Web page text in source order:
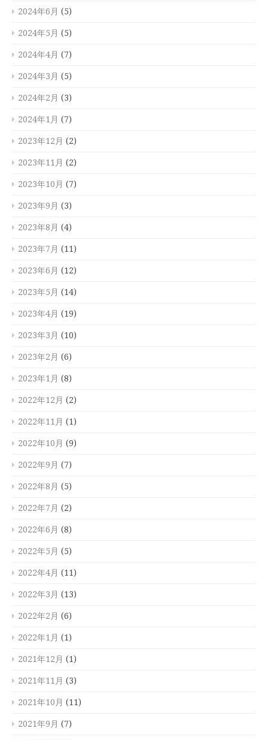
2024年6月 (5)
2024年5月 (5)
2024年4月 (7)
2024年3月 (5)
2024年2月 (3)
2024年1月 (7)
2023年12月 (2)
2023年11月 (2)
2023年10月 (7)
2023年9月 (3)
2023年8月 (4)
2023年7月 (11)
2023年6月 (12)
2023年5月 (14)
2023年4月 (19)
2023年3月 (10)
2023年2月 (6)
2023年1月 (8)
2022年12月 (2)
2022年11月 (1)
2022年10月 (9)
2022年9月 (7)
2022年8月 (5)
2022年7月 (2)
2022年6月 (8)
2022年5月 (5)
2022年4月 (11)
2022年3月 (13)
2022年2月 (6)
2022年1月 (1)
2021年12月 (1)
2021年11月 (3)
2021年10月 (11)
2021年9月 (7)